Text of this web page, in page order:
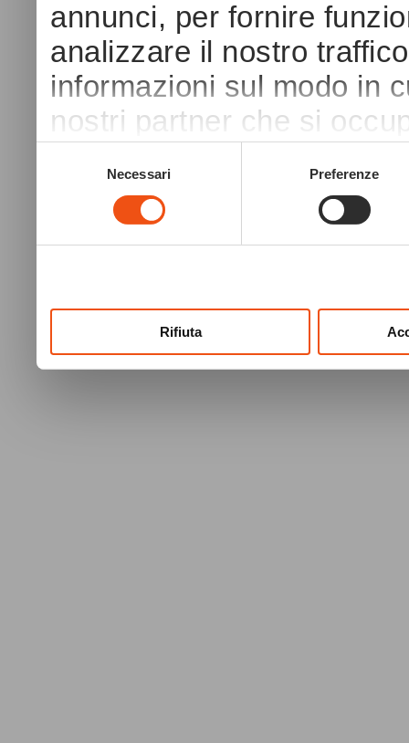
annunci, per fornire
analizzare il nostro
informazioni sul modo in
nostri partner che si
con altre informazioni
raccolto dal tuo utilizzo
Necessari Preferenze
Rifiuta